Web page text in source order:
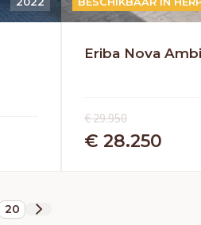
Eriba Nova
€ 29.950
€ 28.250
20